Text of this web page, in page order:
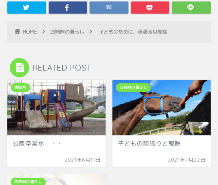
HOME 四姉妹の暮らし 子どものために、頑張る旦那様
RELATED POST
趣味系
公園卒業か・・・
2021年6月11日
四姉妹の暮らし
子どもの頑張りと報酬
2021年7月22日
四姉妹の暮らし